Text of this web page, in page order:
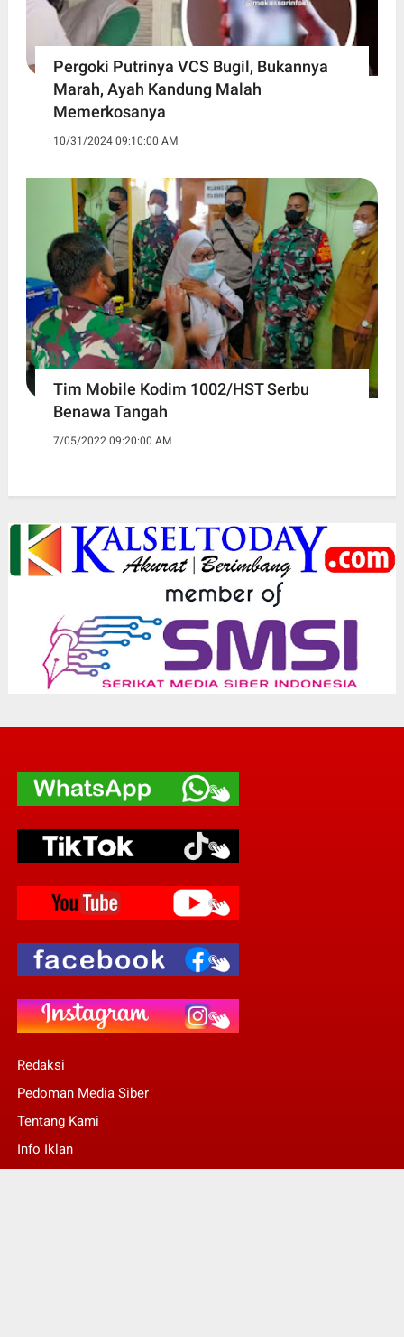
Pergoki Putrinya VCS Bugil, Bukannya
Marah, Ayah Kandung Malah
Memerkosanya
10/31/2024 09:10:00 AM
Tim Mobile Kodim 1002/HST Serbu
Benawa Tangah
7/05/2022 09:20:00 AM
Redaksi
Pedoman Media Siber
Tentang Kami
Info Iklan